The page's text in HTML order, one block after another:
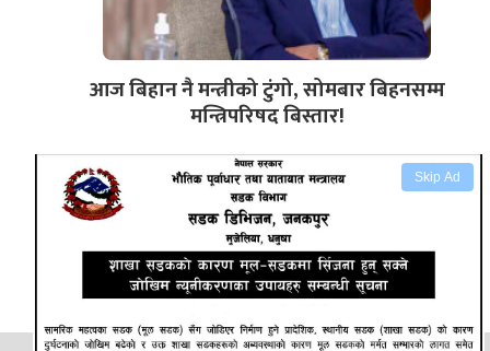
Skip Ad
आज बिहान नै मन्त्रीको टुंगो, सोमबार बिहनसम्म
मन्त्रिपरिषद बिस्तार!